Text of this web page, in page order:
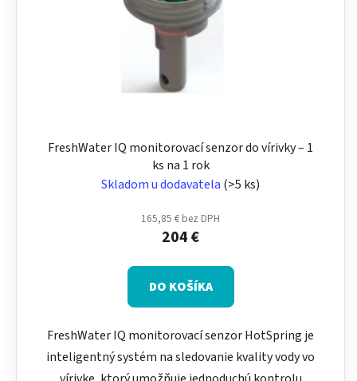
FreshWater IQ monitorovací senzor do vírivky – 1
ks na 1 rok
Skladom u dodavatela (>5 ks)
165,85 € bez DPH
204 €
DO KOŠÍKA
FreshWater IQ monitorovací senzor HotSpring je
inteligentný systém na sledovanie kvality vody vo